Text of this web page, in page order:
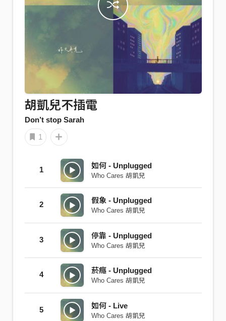
胡凱兒不插電
Don’t stop Sarah
1
1 如何 - Unplugged
Who Cares 胡凱兒
2 假象 - Unplugged
Who Cares 胡凱兒
3 停靠 - Unplugged
Who Cares 胡凱兒
4 菸癮 - Unplugged
Who Cares 胡凱兒
5 如何 - Live
Who Cares 胡凱兒